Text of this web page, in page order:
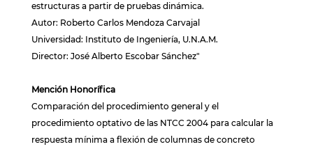
estructuras a partir de pruebas dinámica.
Autor: Roberto Carlos Mendoza Carvajal
Universidad: Instituto de Ingeniería, U.N.A.M.
Director: José Alberto Escobar Sánchez"
Mención Honorífica
Comparación del procedimiento general y el
procedimiento optativo de las NTCC 2004 para calcular la
respuesta mínima a flexión de columnas de concreto